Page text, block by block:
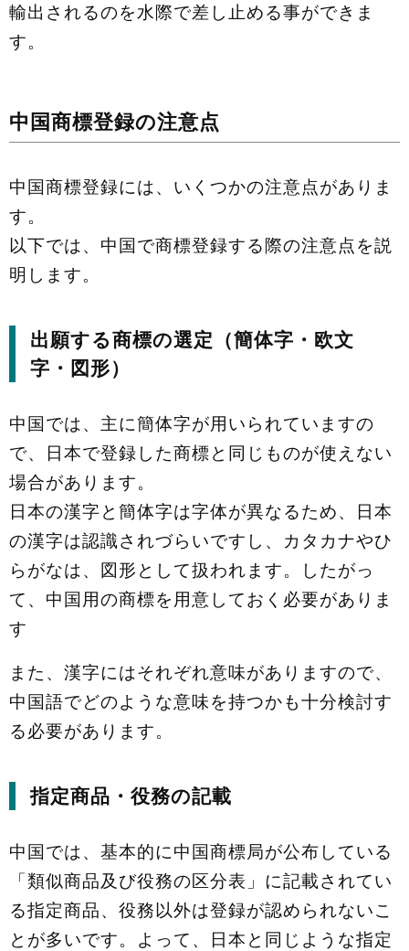
輸出されるのを水際で差し止める事ができま
す。
中国商標登録の注意点
中国商標登録には、いくつかの注意点がありま
す。
以下では、中国で商標登録する際の注意点を説
明します。
出願する商標の選定（簡体字・欧文
字・図形）
中国では、主に簡体字が用いられていますの
で、日本で登録した商標と同じものが使えない
場合があります。
日本の漢字と簡体字は字体が異なるため、日本
の漢字は認識されづらいですし、カタカナやひ
らがなは、図形として扱われます。したがっ
て、中国用の商標を用意しておく必要がありま
す
また、漢字にはそれぞれ意味がありますので、
中国語でどのような意味を持つかも十分検討す
る必要があります。
指定商品・役務の記載
中国では、基本的に中国商標局が公布している
「類似商品及び役務の区分表」に記載されてい
る指定商品、役務以外は登録が認められないこ
とが多いです。よって、日本と同じような指定